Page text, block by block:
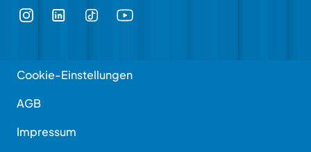
Cookie-Einstellungen
AGB
Impressum